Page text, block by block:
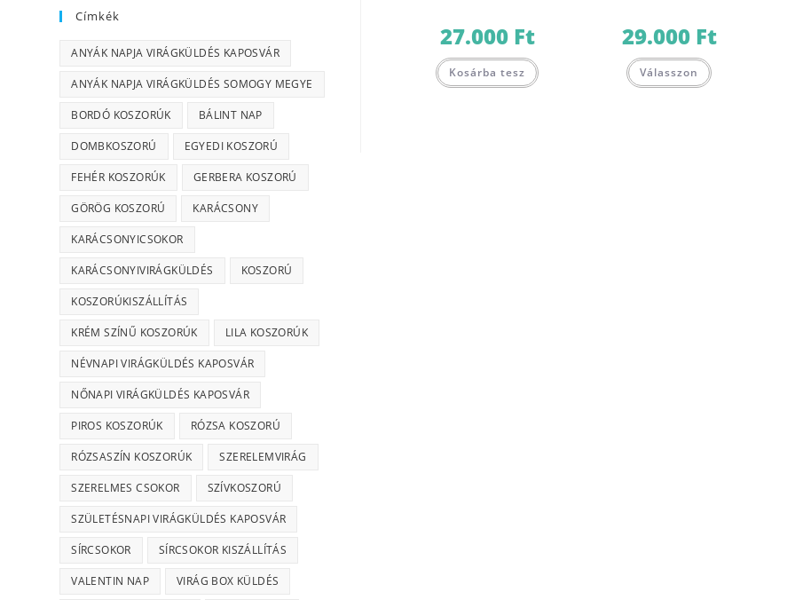
27.000 Ft
Kosárba tesz
29.000 Ft
Válasszon
Címkék
ANYÁK NAPJA VIRÁGKÜLDÉS KAPOSVÁR
ANYÁK NAPJA VIRÁGKÜLDÉS SOMOGY MEGYE
BORDÓ KOSZORÚK BÁLINT NAP
DOMBKOSZORÚ EGYEDI KOSZORÚ
FEHÉR KOSZORÚK GERBERA KOSZORÚ
GÖRÖG KOSZORÚ KARÁCSONY
KARÁCSONYICSOKOR
KARÁCSONYIVIRÁGKÜLDÉS KOSZORÚ
KOSZORÚKISZÁLLÍTÁS
KRÉM SZÍNŰ KOSZORÚK LILA KOSZORÚK
NÉVNAPI VIRÁGKÜLDÉS KAPOSVÁR
NŐNAPI VIRÁGKÜLDÉS KAPOSVÁR
PIROS KOSZORÚK RÓZSA KOSZORÚ
RÓZSASZÍN KOSZORÚK SZERELEMVIRÁG
SZERELMES CSOKOR SZÍVKOSZORÚ
SZÜLETÉSNAPI VIRÁGKÜLDÉS KAPOSVÁR
SÍRCSOKOR SÍRCSOKOR KISZÁLLÍTÁS
VALENTIN NAP VIRÁG BOX KÜLDÉS